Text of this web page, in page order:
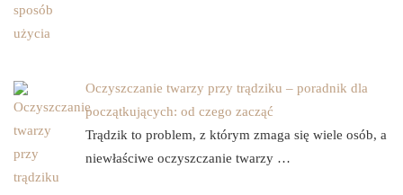
Oczyszczanie twarzy przy trądziku – poradnik dla
początkujących: od czego zacząć
Trądzik to problem, z którym zmaga się wiele osób, a
niewłaściwe oczyszczanie twarzy …